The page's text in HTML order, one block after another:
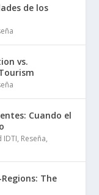
de los
vs.
Cuando el
IDTI, Reseña,
The